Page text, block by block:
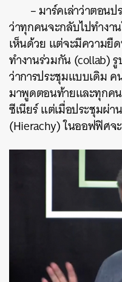
–มาร์คเล่าว่าตอน
ว่าทุกคนจะกลับไปทำง
เห็นด้วย แต่จะมีความยื
ทำงานร่วมกัน(collab)
ว่าการประชุมแบบเดิมค
มาพูดตอนท้ายและทุกค
ซีเนียร์แต่เมื่อประชุมผ่าน
(Hierachy)ในออฟฟิศจ